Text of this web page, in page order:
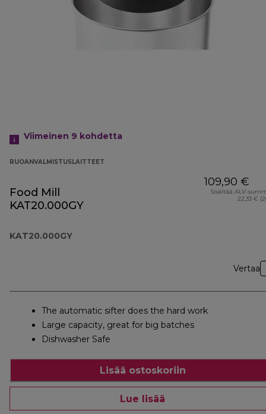
Viimeinen 9 kohdetta
RUOANVALMISTUSLAITTEET
Food Mill
KAT20.000GY
KAT20.000GY
109,90 €
Sisältää ALV-
22,33 €
Vertaa
The automatic sifter does the hard work
Large capacity, great for big batches
Dishwasher Safe
Lisää ostoskoriin
Lue lisää